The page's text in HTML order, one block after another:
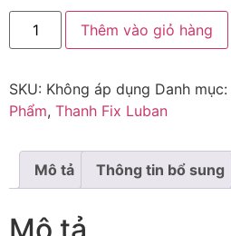
Thêm vào giỏ hàng
SKU: Không áp dụng Danh mục:
Phẩm, Thanh Fix Luban
Mô tả Thông tin bổ sung